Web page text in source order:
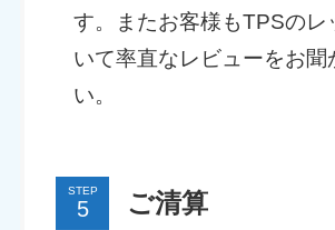
す。またお客様もTPSのレ
いて率直なレビューをお聞
い。
STEP ご清算